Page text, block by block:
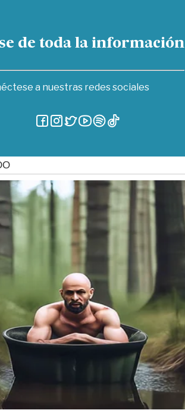
de toda la información
a nuestras redes sociales